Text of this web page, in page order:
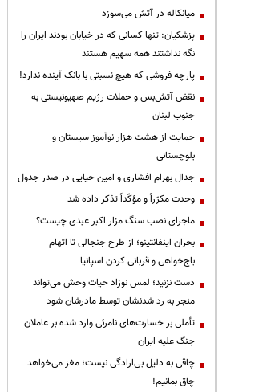
میانکاله در آتش می‌سوزد
پزشکیان: تنها کسانی که در خیابان بودند ایران را
نگه نداشتند همه سهیم هستند
پارچه فروشی که هیچ نسبتی با بانک آینده ندارد!
نقض آتش‌بس و حملات رژیم صهیونیستی به
جنوب لبنان
حمایت از هشت هزار نوآموز سیستان و
بلوچستانی
جدال بهرام افشاری و امین حیایی در صدر جدول
وحدت مکرّراً و مؤکّداً تذکر داده شد
ماجرای نصب سنگ مزار اکبر عبدی چیست؟
بحران اینفانتینو؛ از طرح جنجالی تا اتهام
باج‌خواهی و قربانی کردن اسپانیا
دست نزنید؛ لمس نوزاد حیات وحش می‌تواند
منجر به رد شدنشان توسط مادرشان شود
تأملی بر خسارت‌های نامرئی وارد شده بر عاملان
جنگ علیه ایران
چاقی به دلیل بی‌ارادگی نیست؛ مغز می‌خواهد
چاق بمانیم!